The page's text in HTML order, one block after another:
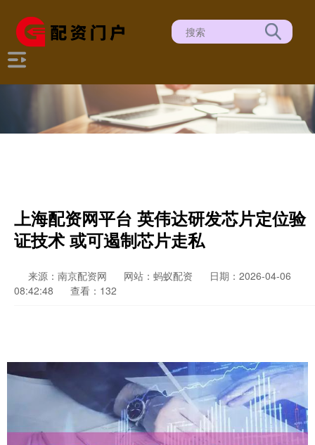
上海配资网平台 英伟达研发芯片定位验
证技术 或可遏制芯片走私
来源：南京配资网 网站：蚂蚁配资
日期：2026-04-06
08:42:48
查看：132